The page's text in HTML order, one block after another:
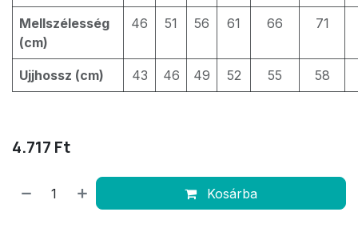
Mellszélesség
(cm)
46 51 56 61 66 71
Ujjhossz (cm) 43 46 49 52 55 58
4.717 Ft
Kosárba